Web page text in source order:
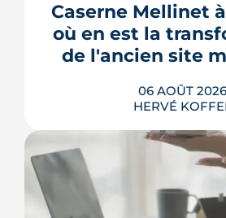
une pompe à chaleur à
branchée sur le réseau
urbain, testée un an
LIRE
Caserne Mellinet
où en est la
de l'ancien site
06 AOÛT 2026
HERVÉ
L'ancienne caserne